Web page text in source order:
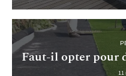
Faut-il opter pour
11